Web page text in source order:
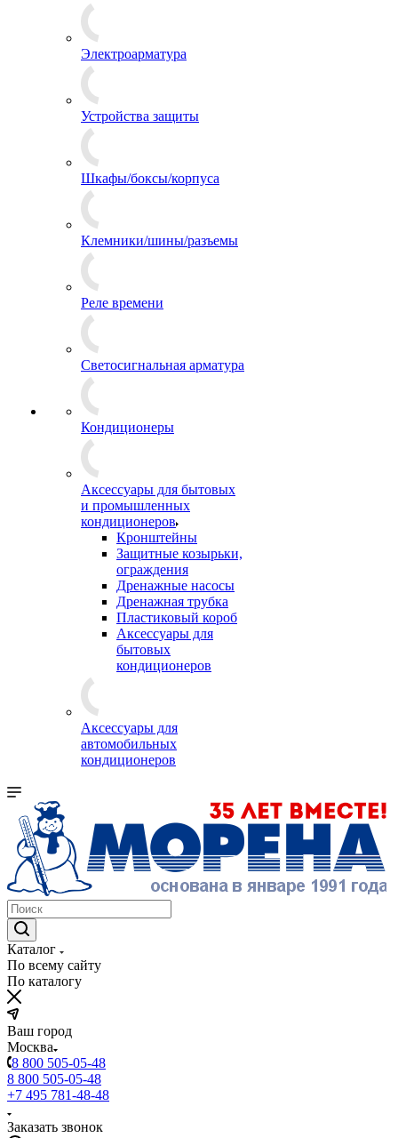
Электроарматура
Устройства защиты
Шкафы/боксы/корпуса
Клемники/шины/разъемы
Реле времени
Светосигнальная арматура
Кондиционеры
Аксессуары для бытовых
и промышленных
кондиционеров
Кронштейны
Защитные козырьки,
ограждения
Дренажные насосы
Дренажная трубка
Пластиковый короб
Аксессуары для
бытовых
кондиционеров
Аксессуары для
автомобильных
кондиционеров
Каталог
По всему сайту
По каталогу
Ваш город
Москва
8 800 505-05-48
8 800 505-05-48
+7 495 781-48-48
Заказать звонок